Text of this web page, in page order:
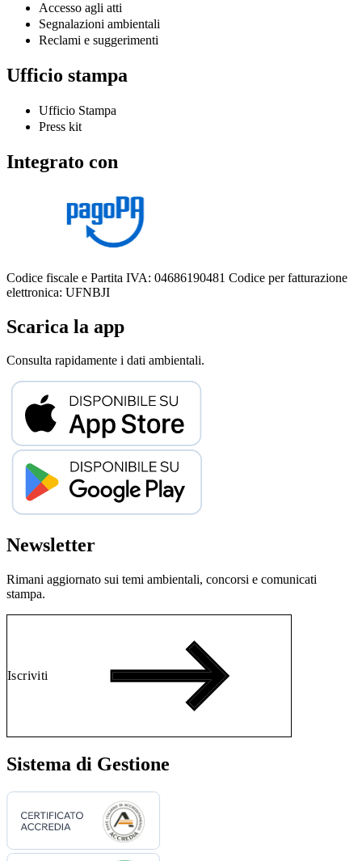
Accesso agli atti
Segnalazioni ambientali
Reclami e suggerimenti
Ufficio stampa
Ufficio Stampa
Press kit
Integrato con
Codice fiscale e Partita IVA: 04686190481 Codice per fatturazione
elettronica: UFNBJI
Scarica la app
Consulta rapidamente i dati ambientali.
Newsletter
Rimani aggiornato sui temi ambientali, concorsi e comunicati
stampa.
Iscriviti
Sistema di Gestione